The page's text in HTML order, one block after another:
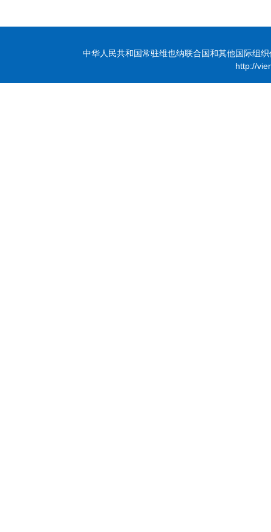
中华人民共和国常驻维也纳联合国和其他国际组
http://